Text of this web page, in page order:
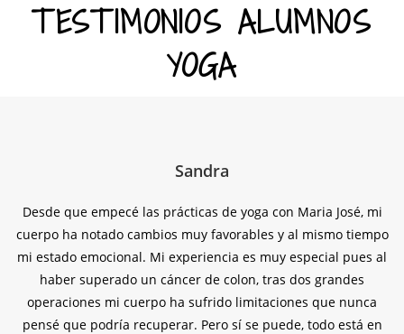
TESTIMONIOS ALUMNOS
YOGA
Sandra
Desde que empecé las prácticas de yoga con Maria José, mi
cuerpo ha notado cambios muy favorables y al mismo tiempo
mi estado emocional. Mi experiencia es muy especial pues al
haber superado un cáncer de colon, tras dos grandes
operaciones mi cuerpo ha sufrido limitaciones que nunca
pensé que podría recuperar. Pero sí se puede, todo está en